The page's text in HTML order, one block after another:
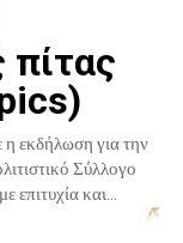
πίτας
εκδήλωση για την
Σύλλογο
επιτυχία και...